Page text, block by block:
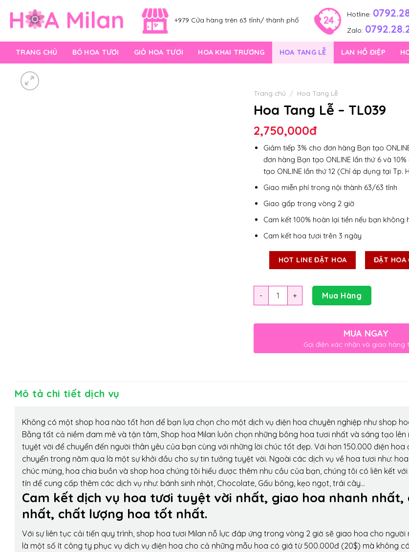
content
+979 Cửa hàng trên 63 tỉnh/ thành phố
Hotline:
Zalo:
TRANG CHỦ BÓ HOA TƯƠI GIỎ HOA TƯƠI HOA KHAI TRƯƠNG HOA TANG LỄ LAN HỒ ĐIỆP
Trang chủ / Hoa Tang Lễ
Hoa Tang Lễ – TL039
2,750,000đ
Giảm tiếp 3% cho đơn hàng Bạn tạo
đơn hàng Bạn tạo ONLINE lần thứ 6 và
tạo ONLINE lần thứ 12 (Chỉ áp dụng tại Tp.
Giao miễn phí trong nội thành 63/63 tỉnh
Giao gấp trong vòng 2 giờ
Cam kết 100% hoàn lại tiền nếu bạn không
Cam kết hoa tươi trên 3 ngày
HOT LINE ĐẶT HOA ĐẶT HOA
Số lượng Mua Hàng
MUA NGAY
Gọi điện xác nhận và giao hàng
Mô tả chi tiết dịch vụ
Không có một shop hoa nào tốt hơn để bạn lựa chọn cho một dịch vụ điện hoa chuyên nghiệp như shop
Bằng tất cả niềm đam mê và tận tâm, Shop hoa Milan luôn chọn những bông hoa tươi nhất và sáng tạo lên
tuyệt vời để chuyển đến người thân yêu của bạn cùng với những lời chúc tốt đẹp. Với hơn 150.000 điện hoa
chuyển trong năm qua là một sự khởi đầu cho sự tin tưởng tuyệt vời. Ngoài các dịch vụ về hoa tươi như:
chúc mừng, hoa chia buồn và shop hoa chúng tôi hiểu được thêm nhu cầu của bạn, chúng tôi có liên kết
tín để cung cấp thêm các dịch vụ như: bánh sinh nhật, Chocolate, Gấu bông, kẹo ngọt, trái cây…
Cam kết dịch vụ hoa tươi tuyệt vời nhất, giao hoa nhanh
nhất, chất lượng hoa tốt nhất.
Với sự liên tục cải tiến quy trình, shop hoa tươi Milan nỗ lực đáp ứng trong vòng 2 giờ sẽ giao hoa cho người
là một số ít công ty phục vụ dịch vụ điện hoa cho cả những mẫu hoa có giá từ 500.000đ (20$) mà không